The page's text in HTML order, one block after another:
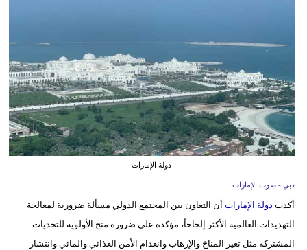
ديكور
أخبار
إعلام
تعليم
إسلامية
دولة الإمارات
دبي - صوت الإمارات
أكدت دولة الإمارات أن التعاون بين المجتمع الدولي مسألة ضرورية لمعالجة
التهديدات العالمية الأكثر إلحاحاً، مؤكدة على ضرورة منح الأولوية للتحديات
المشتركة مثل تغير المناخ والإرهاب وانعدام الأمن الغذائي والمائي وانتشار